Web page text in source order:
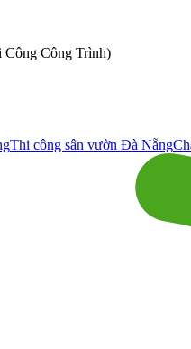
Công Công Trình)
Thi công sân vườn Đà Nẵng